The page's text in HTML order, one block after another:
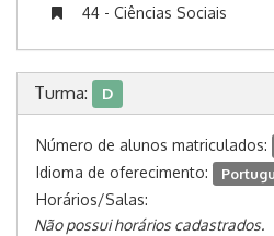
44 - Ciências Sociais
Turma: D
Número de alunos matriculados:
Idioma de oferecimento:
Horários/Salas:
Não possui horários cadastrados.